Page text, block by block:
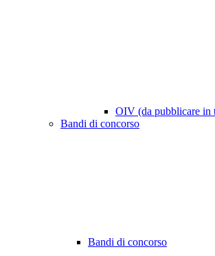
OIV (da pubblicare in
Bandi di concorso
Bandi di concorso